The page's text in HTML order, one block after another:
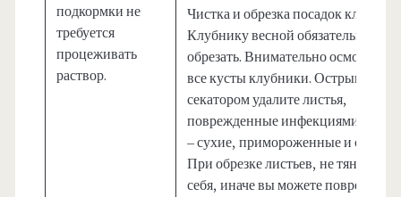
подкормки не
требуется
процеживать
раствор.
Чистка и обрезка посадок
Клубнику весной обязательно надо
обрезать. Внимательно осмотрите
все кусты клубники. Острым
секатором удалите листья,
поврежденные инфекциями, а
– сухие, примороженные и старые.
При обрезке листьев, не тяните их
себя, иначе вы можете повредить